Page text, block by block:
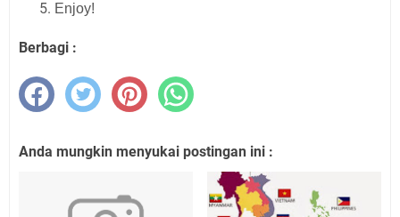
Enjoy!
Berbagi :
Anda mungkin menyukai postingan ini :